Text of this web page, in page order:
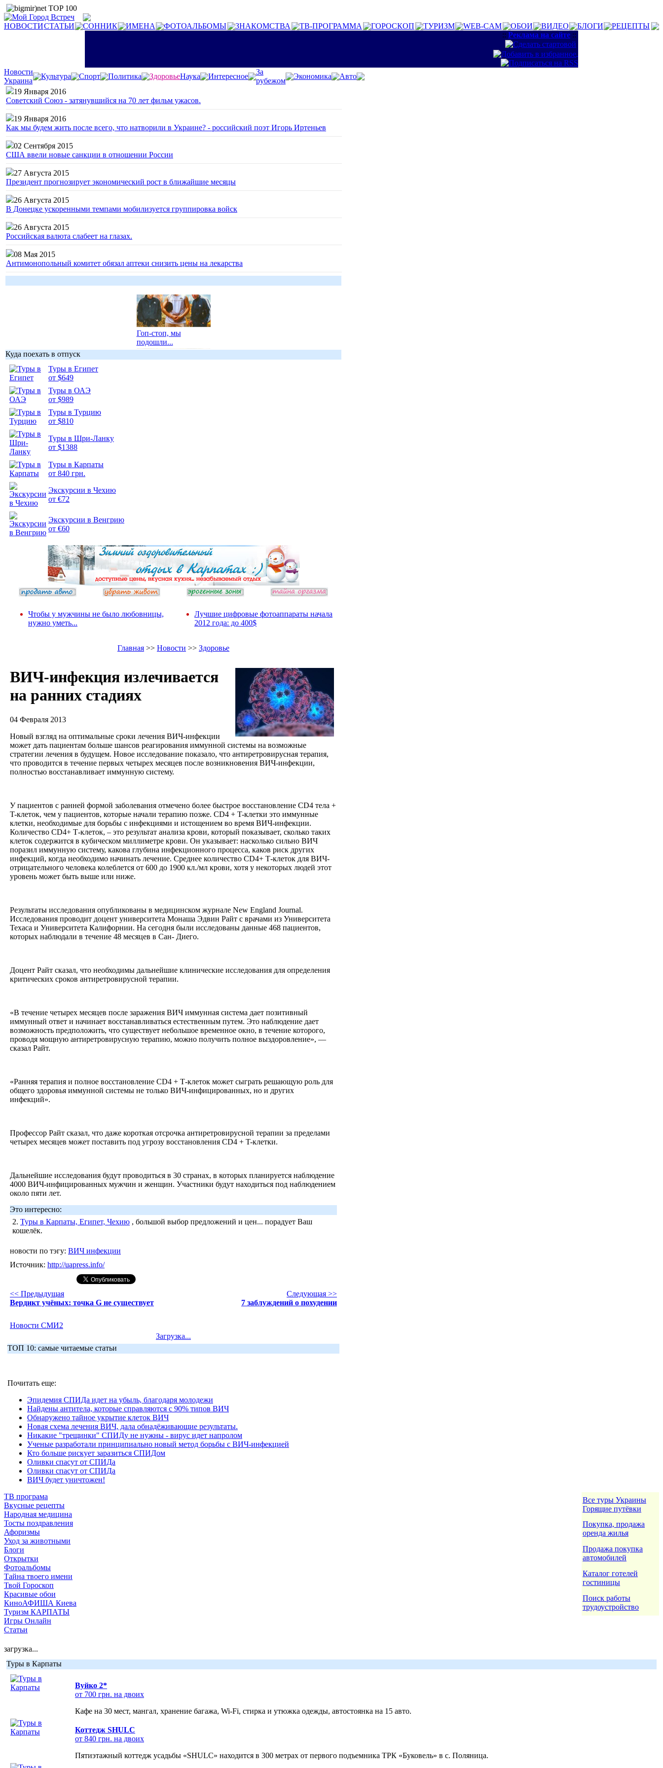
НОВОСТИСТАТЬИ СОННИК ИМЕНА ФОТОАЛЬБОМЫ ЗНАКОМСТВА ТВ-ПРОГРАММА ГОРОСКОП ТУРИЗМ WEB-CAM ОБОИ ВИДЕО БЛОГИ
РЕЦЕПТЫ
:: Реклама на сайте ::
Новости
Украина
Культура Спорт Политика ЗдоровьеНаука Интересное
За
рубежом
Экономика
Авто
19 Января 2016
Советский Союз - затянувшийся на 70 лет фильм ужасов.
19 Января 2016
Как мы будем жить после всего, что натворили в Украине? - российский поэт Игорь Иртеньев
02 Сентября 2015
США ввели новые санкции в отношении России
27 Августа 2015
Президент прогнозирует экономический рост в ближайшие месяцы
26 Августа 2015
В Донецке ускоренными темпами мобилизуется группировка войск
26 Августа 2015
Российская валюта слабеет на глазах.
08 Мая 2015
Антимонопольный комитет обязал аптеки снизить цены на лекарства
Гоп-стоп, мы
подошли...
Куда поехать в отпуск
Туры в Египет
от $649
Туры в ОАЭ
от $989
Туры в Турцию
от $810
Туры в Шри-Ланку
от $1388
Туры в Карпаты
от 840 грн.
Экскурсии в Чехию
от €72
Экскурсии в Венгрию
от €60
Чтобы у мужчины не было любовницы,
нужно уметь...
Лучшие цифровые фотоаппараты начала
2012 года: до 400$
Главная >> Новости >> Здоровье
ВИЧ-инфекция излечивается
на ранних стадиях
04 Февраля 2013
Новый взгляд на оптимальные сроки лечения ВИЧ-инфекции
может дать пациентам больше шансов реагирования иммунной системы на возможные
стратегии лечения в будущем. Новое исследование показало, что антиретровирусная терапия,
что проводится в течение первых четырех месяцев после возникновения ВИЧ-инфекции,
полностью восстанавливает иммунную систему.
У пациентов с ранней формой заболевания отмечено более быстрое восстановление CD4 тела +
T-клеток, чем у пациентов, которые начали терапию позже. CD4 + T-клетки это иммунные
клетки, необходимые для борьбы с инфекциями и истощением во время ВИЧ-инфекции.
Количество CD4+ Т-клеток, – это результат анализа крови, который показывает, сколько таких
клеток содержится в кубическом миллиметре крови. Он указывает: насколько сильно ВИЧ
поразил иммунную систему, какова глубина инфекционного процесса, каков риск других
инфекций, когда необходимо начинать лечение. Среднее количество CD4+ Т-клеток для ВИЧ-
отрицательного человека колеблется от 600 до 1900 кл./мл крови, хотя у некоторых людей этот
уровень может быть выше или ниже.
Результаты исследования опубликованы в медицинском журнале New England Journal.
Исследования проводит доцент университета Монаша Эдвин Райт с врачами из Университета
Техаса и Университета Калифорнии. На сегодня были исследованы данные 468 пациентов,
которых наблюдали в течение 48 месяцев в Сан- Диего.
Доцент Райт сказал, что необходимы дальнейшие клинические исследования для определения
критических сроков антиретровирусной терапии.
«В течение четырех месяцев после заражения ВИЧ иммунная система дает позитивный
иммунный ответ и начинает восстанавливаться естественным путем. Это наблюдение дает
возможность предположить, что существует небольшое временное окно, в течение которого,
проводя мощную антиретровирусную терапию, можно получить полное выздоровление», —
сказал Райт.
«Ранняя терапия и полное восстановление CD4 + Т-клеток может сыграть решающую роль для
общего здоровья иммунной системы не только ВИЧ-инфицированных, но и других
инфекций».
Профессор Райт сказал, что даже короткая отсрочка антиретровирусной терапии за пределами
четырех месяцев может поставить под угрозу восстановления CD4 + T-клетки.
Дальнейшие исследования будут проводиться в 30 странах, в которых планируется наблюдение
4000 ВИЧ-инфицированных мужчин и женщин. Участники будут находиться под наблюдением
около пяти лет.
Это интересно:
2. Туры в Карпаты, Египет, Чехию , большой выбор предложений и цен... порадует Ваш
кошелёк.
новости по тэгу: ВИЧ инфекции
Источник: http://uapress.info/
<< Предыдущая
Вердикт учёных: точка G не существует
Следующая >>
7 заблуждений о похудении
Новости СМИ2
Загрузка...
ТОП 10: самые читаемые статьи
Почитать еще:
Эпидемия СПИДа идет на убыль, благодаря молодежи
Найдены антитела, которые справляются с 90% типов ВИЧ
Обнаружено тайное укрытие клеток ВИЧ
Новая схема лечения ВИЧ, дала обнадёживающие результаты.
Никакие "трещинки" СПИДу не нужны - вирус идет напролом
Ученые разработали принципиально новый метод борьбы с ВИЧ-инфекцией
Кто больше рискует заразиться СПИДом
Оливки спасут от СПИДа
Оливки спасут от СПИДа
ВИЧ будет уничтожен!
ТВ програма
Вкусные рецепты
Народная медицина
Тосты поздравления
Афоризмы
Уход за животными
Блоги
Открытки
Фотоальбомы
Тайна твоего имени
Твой Гороскоп
Красивые обои
КиноАФИША Киева
Туризм КАРПАТЫ
Игры Онлайн
Статьи
Все туры Украины
Горящие путёвки
Покупка, продажа
оренда жилья
Продажа покупка
автомобилей
Каталог готелей
гостиницы
Поиск работы
трудоустройство
загрузка...
Туры в Карпаты
Вуйко 2*
от 700 грн. на двоих
Кафе на 30 мест, мангал, хранение багажа, Wi-Fi, стирка и утюжка одежды, автостоянка на 15 авто.
Коттедж SHULC
от 840 грн. на двоих
Пятиэтажный коттедж усадьбы «SHULC» находится в 300 метрах от первого подъемника ТРК «Буковель» в с. Поляница.